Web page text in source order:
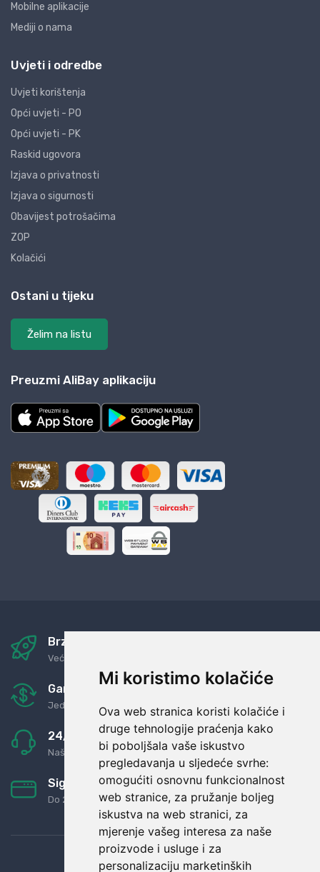
Mi koristimo kolačiće
Ova web stranica koristi kolačiće i
druge tehnologije praćenja kako
bi poboljšala vaše iskustvo
pregledavanja u sljedeće svrhe:
omogućiti osnovnu funkcionalnost
web stranice, za pružanje boljeg
iskustva na web stranici, za
mjerenje vašeg interesa za naše
proizvode i usluge i za
personalizaciju marketinških
Mobilne aplikacije
Mediji o nama
Uvjeti i odredbe
Uvjeti korištenja
Opći uvjeti - PO
Opći uvjeti - PK
Raskid ugovora
Izjava o privatnosti
Izjava o sigurnosti
Obavijest potrošačima
ZOP
Kolačići
Ostani u tijeku
Želim na listu
Preuzmi AliBay aplikaciju
Brza i sigurna dostava
Već za nekoliko dana kod vas
Garancija u povrat novaca
Jednostavno pravilo: Roba za novac
24/7 odlična podrška
Naši agenti uvijek na raspolaganju
Sigurno obročno plaćanje
Do 24 rata bez kamata